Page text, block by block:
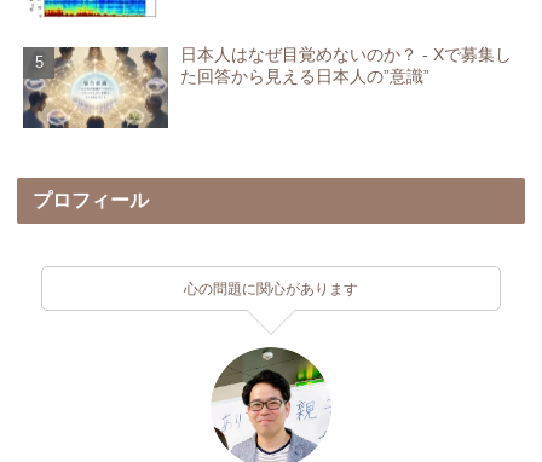
日本人はなぜ目覚めないのか？ - Xで募集し
た回答から見える日本人の”意識”
プロフィール
心の問題に関心があります